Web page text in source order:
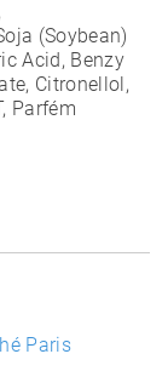
(Soybean)
Acid, Benzy
Citronellol,
Parfém
Paris